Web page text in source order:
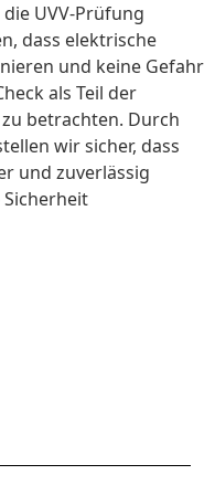
UVV-Prüfung
dass elektrische
und keine Gefahr
als Teil der
betrachten. Durch
wir sicher, dass
und zuverlässig